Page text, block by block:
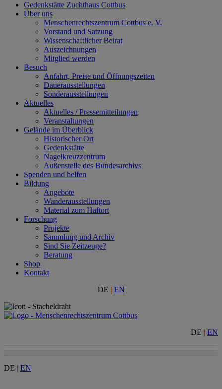
Gedenkstätte Zuchthaus Cottbus
Über uns
Menschenrechtszentrum Cottbus e. V.
Vorstand und Satzung
Wissenschaftlicher Beirat
Auszeichnungen
Mitglied werden
Besuch
Anfahrt, Preise und Öffnungszeiten
Dauerausstellungen
Sonderausstellungen
Aktuelles
Aktuelles / Pressemitteilungen
Veranstaltungen
Gelände im Überblick
Historischer Ort
Gedenkstätte
Nagelkreuzzentrum
Außenstelle des Bundesarchivs
Spenden und helfen
Bildung
Angebote
Wanderausstellungen
Material zum Haftort
Forschung
Projekte
Sammlung und Archiv
Sind Sie Zeitzeuge?
Beratung
Shop
Kontakt
DE | EN
DE | EN
DE | EN